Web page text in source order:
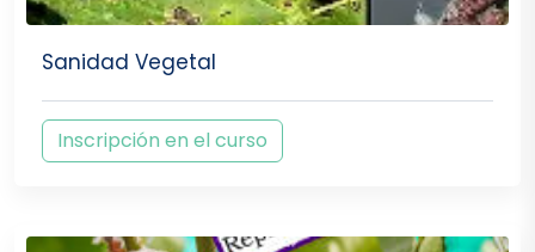
Sanidad Vegetal
Inscripción en el curso